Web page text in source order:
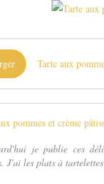
Tarte aux
je publie ces
J'ai les plats à